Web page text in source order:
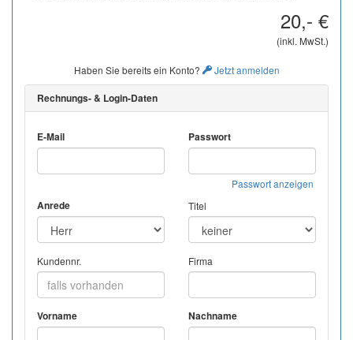
20,- €
(inkl. MwSt.)
Haben Sie bereits ein Konto? Jetzt anmelden
Rechnungs- & Login-Daten
E-Mail Passwort
Passwort anzeigen
Anrede Titel
Kundennr. Firma
Vorname Nachname